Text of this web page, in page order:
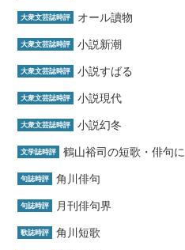
大衆文芸誌時評 オール讀物
大衆文芸誌時評 小説新潮
大衆文芸誌時評 小説すばる
大衆文芸誌時評 小説現代
大衆文芸誌時評 小説幻冬
文学誌時評 鶴山裕司の短歌・俳句
句誌時評 角川俳句
句誌時評 月刊俳句界
歌誌時評 角川短歌